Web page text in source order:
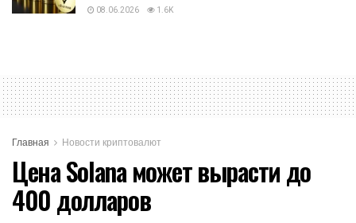
08.06.2026 1.6K
Главная Новости криптовалют
Цена Solana может вырасти до
400 долларов